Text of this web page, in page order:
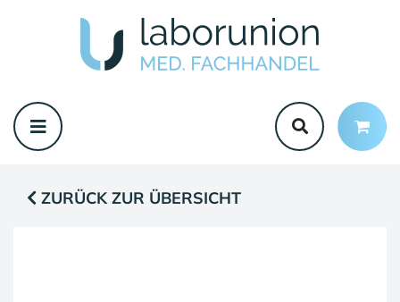
ZURÜCK ZUR ÜBERSICHT